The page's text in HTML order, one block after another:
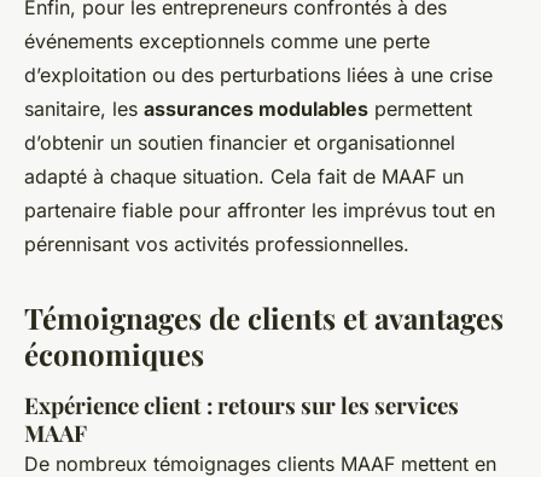
Enfin, pour les entrepreneurs confrontés à des
événements exceptionnels comme une perte
d’exploitation ou des perturbations liées à une crise
sanitaire, les assurances modulables permettent
d’obtenir un soutien financier et organisationnel
adapté à chaque situation. Cela fait de MAAF un
partenaire fiable pour affronter les imprévus tout en
pérennisant vos activités professionnelles.
Témoignages de clients et avantages
économiques
Expérience client : retours sur les services
MAAF
De nombreux témoignages clients MAAF mettent en